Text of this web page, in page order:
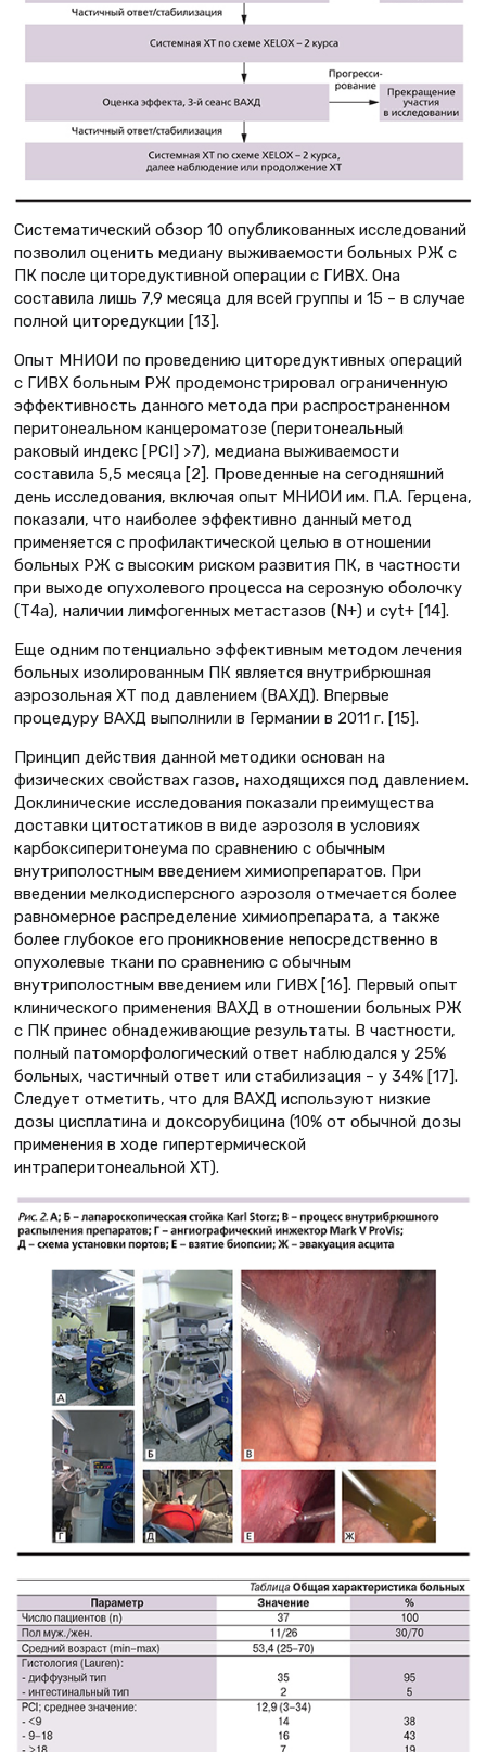
Систематический обзор 10 опубликованных исследований
позволил оценить медиану выживаемости больных РЖ с
ПК после циторедуктивной операции с ГИВХ. Она
составила лишь 7,9 месяца для всей группы и 15 – в случае
полной циторедукции [13].
Опыт МНИОИ по проведению циторедуктивных операций
с ГИВХ больным РЖ продемонстрировал ограниченную
эффективность данного метода при распространенном
перитонеальном канцероматозе (перитонеальный
раковый индекс [PCI] >7), медиана выживаемости
составила 5,5 месяца [2]. Проведенные на сегодняшний
день исследования, включая опыт МНИОИ им. П.А. Герцена,
показали, что наиболее эффективно данный метод
применяется с профилактической целью в отношении
больных РЖ с высоким риском развития ПК, в частности
при выходе опухолевого процесса на серозную оболочку
(Т4а), наличии лимфогенных метастазов (N+) и cyt+ [14].
Еще одним потенциально эффективным методом лечения
больных изолированным ПК является внутрибрюшная
аэрозольная ХТ под давлением (ВАХД). Впервые
процедуру ВАХД выполнили в Германии в 2011 г. [15].
Принцип действия данной методики основан на
физических свойствах газов, находящихся под давлением.
Доклинические исследования показали преимущества
доставки цитостатиков в виде аэрозоля в условиях
карбоксиперитонеума по сравнению с обычным
внутриполостным введением химиопрепаратов. При
введении мелкодисперсного аэрозоля отмечается более
равномерное распределение химиопрепарата, а также
более глубокое его проникновение непосредственно в
опухолевые ткани по сравнению с обычным
внутриполостным введением или ГИВХ [16]. Первый опыт
клинического применения ВАХД в отношении больных РЖ
с ПК принес обнадеживающие результаты. В частности,
полный патоморфологический ответ наблюдался у 25%
больных, частичный ответ или стабилизация – у 34% [17].
Следует отметить, что для ВАХД используют низкие
дозы цисплатина и доксорубицина (10% от обычной дозы
применения в ходе гипертермической
интраперитонеальной ХТ).